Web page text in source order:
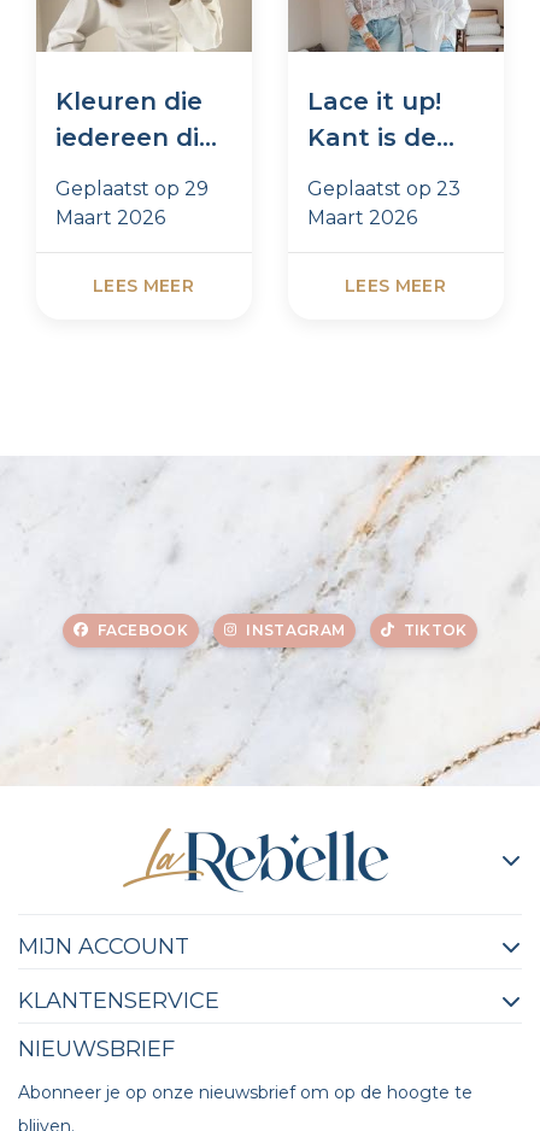
Kleuren die
iedereen dit
seizoen
draagt
Geplaatst op 29
Maart 2026
LEES MEER
Lace it up!
Kant is de
trend van
dit moment
Geplaatst op 23
Maart 2026
LEES MEER
FACEBOOK INSTAGRAM TIKTOK
MIJN ACCOUNT
KLANTENSERVICE
NIEUWSBRIEF
Abonneer je op onze nieuwsbrief om op de hoogte te
blijven.